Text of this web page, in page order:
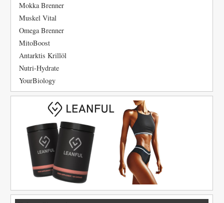
Mokka Brenner
Muskel Vital
Omega Brenner
MitoBoost
Antarktis Krillöl
Nutri-Hydrate
YourBiology